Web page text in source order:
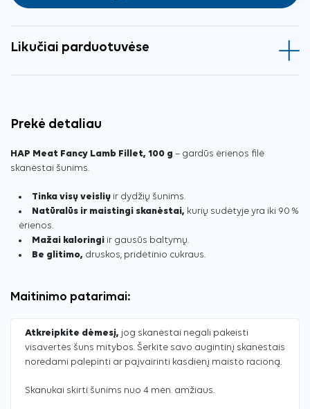
Likučiai parduotuvėse
Prekė detaliau
HAP Meat Fancy Lamb Fillet, 100 g – gardūs ėrienos filė
skanėstai šunims.
Tinka visų veislių ir dydžių šunims.
Natūralūs ir maistingi skanėstai, kurių sudėtyje yra iki 90 %
ėrienos.
Mažai kaloringi ir gausūs baltymų.
Be glitimo, druskos, pridėtinio cukraus.
Maitinimo patarimai:
Atkreipkite dėmesį, jog skanėstai negali pakeisti
visavertės šuns mitybos. Šerkite savo augintinį skanėstais
norėdami palepinti ar paįvairinti kasdienį maisto racioną.
Skanukai skirti šunims nuo 4 mėn. amžiaus.